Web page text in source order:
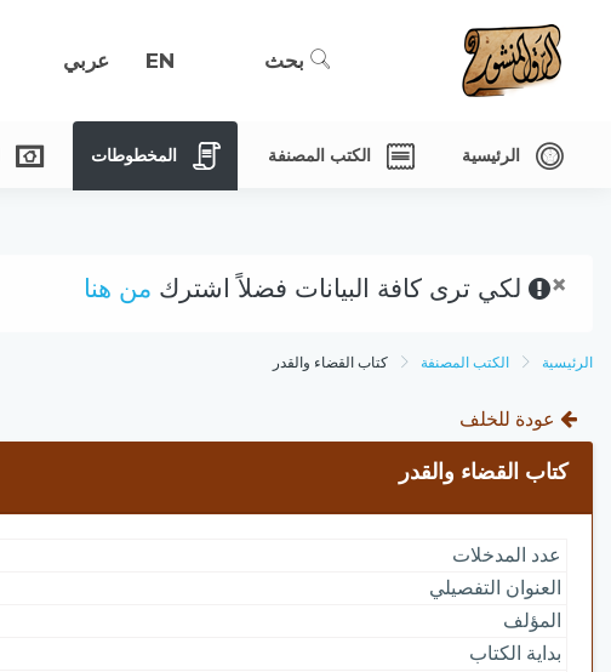
بحث EN عربي
الرئيسية الكتب المصنفة المخطوطات
× لكي ترى كافة البيانات فضلاً اشترك من هنا
الرئيسية الكتب المصنفة كتاب القضاء والقدر
عودة للخلف
كتاب القضاء والقدر
عدد المدخلات
العنوان التفصيلي
المؤلف
بداية الكتاب